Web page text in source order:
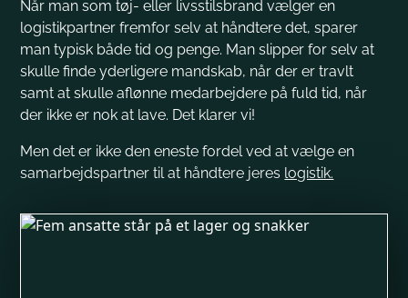
Når man som tøj- eller livsstilsbrand vælger en
logistikpartner fremfor selv at håndtere det, sparer
man typisk både tid og penge. Man slipper for selv at
skulle finde yderligere mandskab, når der er travlt
samt at skulle aflønne medarbejdere på fuld tid, når
der ikke er nok at lave. Det klarer vi!
Men det er ikke den eneste fordel ved at vælge en
samarbejdspartner til at håndtere jeres logistik.